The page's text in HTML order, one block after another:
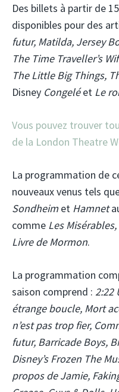
Des billets à partir de
disponibles pour des
futur, Matilda, Jersey
The Time Traveller’s
The Little Big Things,
Disney Congeléet Le
Vous pouvez trouver
de la London Theatre
La programmation de
nouveaux venus tels
Sondheim et Hamnet
comme Les
Livre de Mormon.
La programmation
saison comprend : 2:22
étrange boucle, Mort
n’est pas trop fier,
futur, Barricade Boys,
Disney’s Frozen The
propos de Jamie,